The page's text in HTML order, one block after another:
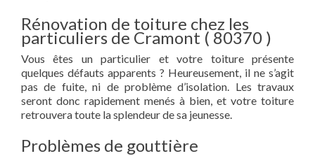
Rénovation de toiture chez les
particuliers de Cramont ( 80370 )
Vous êtes un particulier et votre toiture présente
quelques défauts apparents ? Heureusement, il ne s’agit
pas de fuite, ni de problème d’isolation. Les travaux
seront donc rapidement menés à bien, et votre toiture
retrouvera toute la splendeur de sa jeunesse.
Problèmes de gouttière